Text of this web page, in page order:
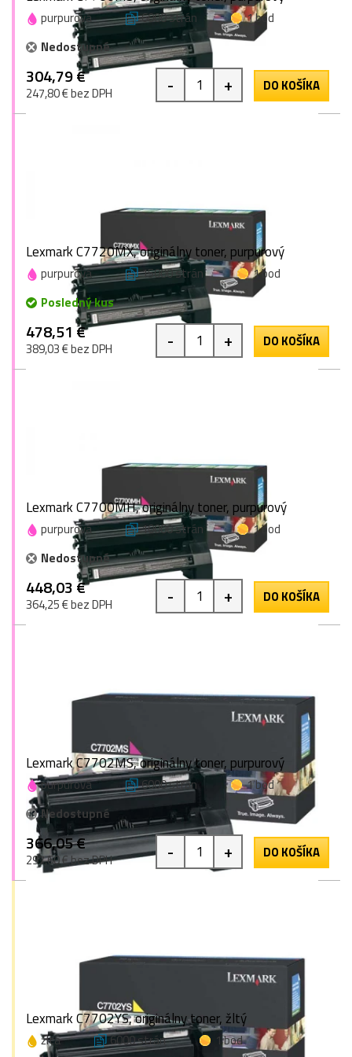
purpurová 6000 strán
1 bod
Nedostupné
304,79 €
247,80 € bez DPH - + DO KOŠÍKA
Lexmark C7720MX, originálny toner, purpurový
purpurová 15000 strán
1 bod
Posledný kus
478,51 €
389,03 € bez DPH - + DO KOŠÍKA
Lexmark C7700MH, originálny toner, purpurový
purpurová 10000 strán
1 bod
Nedostupné
448,03 €
364,25 € bez DPH - + DO KOŠÍKA
Lexmark C7702MS, originálny toner, purpurový
purpurová 6000 strán
1 bod
Nedostupné
366,05 €
297,60 € bez DPH - + DO KOŠÍKA
Lexmark C7702YS, originálny toner, žltý
žltá 6000 strán 1 bod